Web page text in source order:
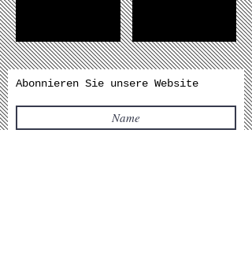
Abonnieren Sie unsere Website